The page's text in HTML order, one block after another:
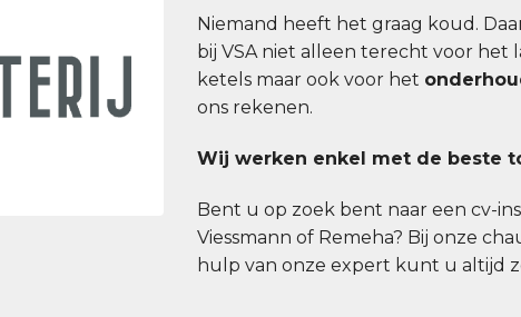
Niemand heeft het graag koud.
bij VSA niet alleen terecht voor het
ketels maar ook voor het
ons rekenen.
Wij werken enkel met de beste
Bent u op zoek bent naar een cv-
Viessmann of Remeha? Bij onze
hulp van onze expert kunt u altijd